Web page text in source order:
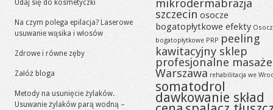
Udaj się do kosmetyczki
Na czym polega epilacja? Laserowe
usuwanie wąsika i włosów
Zdrowe i równe zęby
Załóż bloga
Metody na usunięcie żylaków.
Usuwanie żylaków parą wodną –
mikrodermabrazja
szczecin osocze
bogatopłytkowe efekty
bogatopłytkowe PRP peeling
kawitacyjny sklep
profesjonalne masaże
Warszawa rehabilitacja we
somatodrol
dawkowanie skład